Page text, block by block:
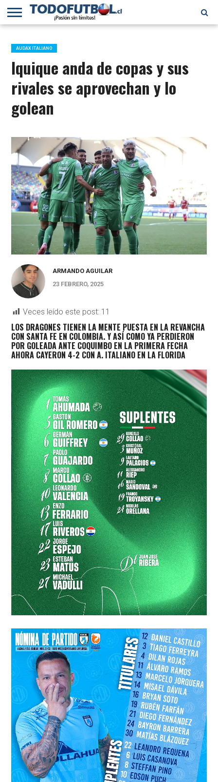
PRIMERA
B
SELECCIÓN
CHILENA
CHILENOS
EN EL
MUNDO
FÚTBOL
INTERNACIONAL
AUDAX ITALIANO
Iquique anda de copas y sus
rivales se aprovechan y lo
golean
ARMANDO AGUILAR
23 FEBRERO, 2025
Veces leído este post: 11
LOS DRAGONES TIENEN LA MENTE PUESTA EN LA REVANCHA
CON SANTA FE EN COLOMBIA. Y ASÍ COMO YA PERDIERON
POR GOLEADA ANTE COQUIMBO EN LA PRIMERA FECHA
AHORA CAYERON 4-2 CON A. ITALIANO EN LA FLORIDA